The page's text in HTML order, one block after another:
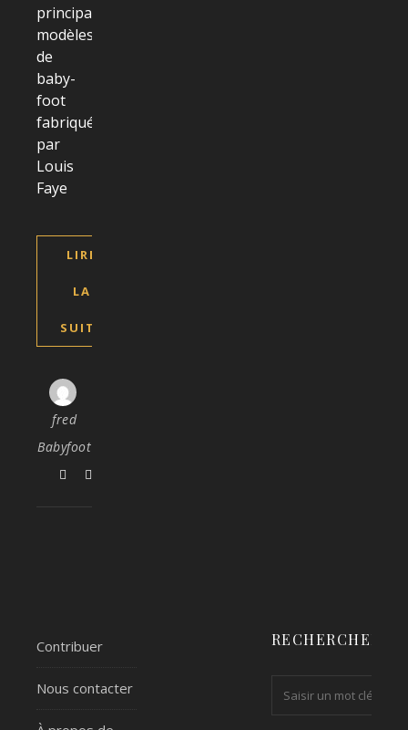
principaux
modèles
de
baby-
foot
fabriqués
par
Louis
Faye
LIRE
LA
SUITE
fred
Babyfoot
Contribuer
Nous contacter
RECHERCHER